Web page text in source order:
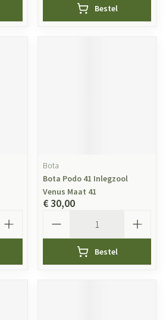
Bestel
Bota
Bota Podo 41 Inlegzool
Venus Maat 41
€ 30,00
Bestel